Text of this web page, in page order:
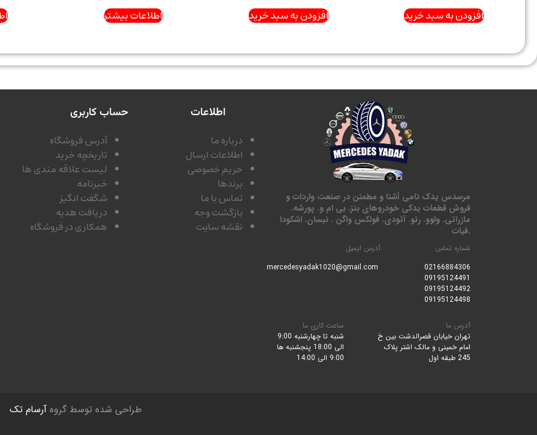
افزودن به سبد خرید افزودن به سبد خرید اطلاعات بیشتر
مرسدس یدک نامی آشنا و مطمئن در صنعت واردات و
فروش قطعات یدکی خودروهای بنز. بی ام و. پورشه.
مازراتی. ولوو. رنو. آئودی. فولکس واگن . نیسان. اشکودا
.فیات
شماره تماس
02166884306
09195124491
09195124492
09195124498
آدرس ایمیل
آدرس ما
تهران خیابان قصرالدشت بین خ
امام خمینی و مالک اشتر پلاک
245 طبقه اول
ساعت کاری ما
شنبه تا چهارشنبه 9:00
الی 18:00 پنجشنبه ها
9:00 الی 14:00
اطلاعات
درباره ما
اطلاعات ارسال
حریم خصوصی
برندها
تماس با ما
بازگشت وجه
نقشه سایت
حساب کاربری
آدرس فروشگاه
تاریخچه خرید
لیست علاقه مندی ها
خبرنامه
شگفت انگیز
دریافت هدیه
همکاری در فروشگاه
طراحی شده توسط گروه آرسام تک